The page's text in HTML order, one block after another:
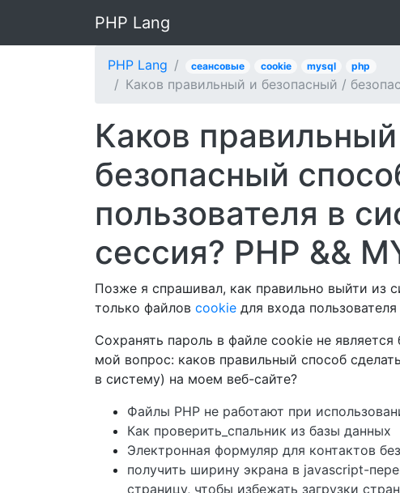
PHP Lang
PHP Lang сеансовые cookie mysql php
Каков правильный и безопасный /
Каков
безопасный
пользователя в
сессия? PHP &&
Позже я спрашивал, как правильно выйти из
только файлов cookie для входа
Сохранять пароль в файле cookie не
мой вопрос: каков правильный способ
в систему) на моем веб-сайте?
Файлы PHP не работают при
Как проверить_спальник из базы данных
Электронная формуляр для контактов
получить ширину экрана в javascript-
страницу, чтобы избежать загрузки